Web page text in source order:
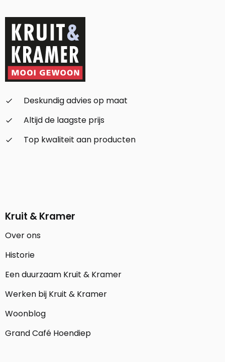
check_small
Deskundig advies op maat
check_small
Altijd de laagste prijs
check_small
Top kwaliteit aan producten
Kruit & Kramer
Over ons
Historie
Een duurzaam Kruit & Kramer
Werken bij Kruit & Kramer
Woonblog
Grand Café Hoendiep